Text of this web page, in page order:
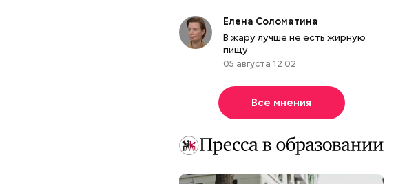
Елена Соломатина
В жару лучше не есть жирную
пищу
05 августа 12:02
Все мнения